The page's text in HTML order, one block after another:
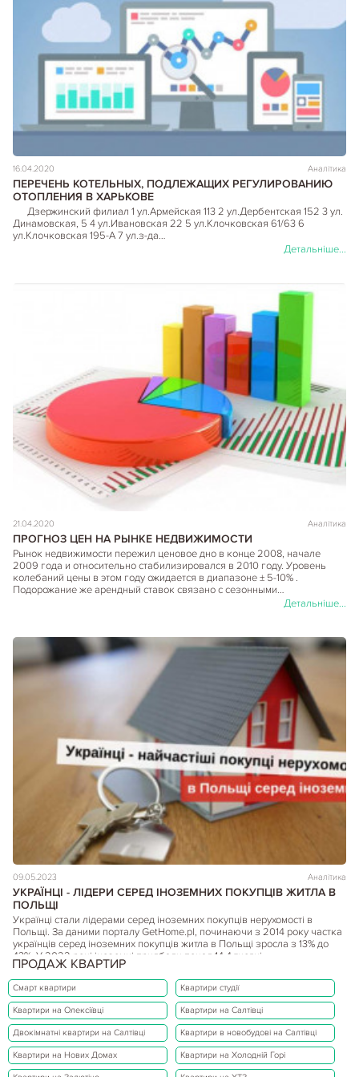
16.04.2020 Аналітика
ПЕРЕЧЕНЬ КОТЕЛЬНЫХ, ПОДЛЕЖАЩИХ РЕГУЛИРОВАНИЮ
ОТОПЛЕНИЯ В ХАРЬКОВЕ
Дзержинский филиал 1 ул.Армейская 113 2 ул.Дербентская 152 3 ул.
Динамовская, 5 4 ул.Ивановская 22 5 ул.Клочковская 61/63 6
ул.Клочковская 195-А 7 ул.з-да…
Детальніше...
21.04.2020 Аналітика
ПРОГНОЗ ЦЕН НА РЫНКЕ НЕДВИЖИМОСТИ
Рынок недвижимости пережил ценовое дно в конце 2008, начале
2009 года и относительно стабилизировался в 2010 году. Уровень
колебаний цены в этом году ожидается в диапазоне ± 5-10% .
Подорожание же арендный ставок связано с сезонными…
Детальніше...
09.05.2023 Аналітика
УКРАЇНЦІ - ЛІДЕРИ СЕРЕД ІНОЗЕМНИХ ПОКУПЦІВ ЖИТЛА В
ПОЛЬЩІ
Українці стали лідерами серед іноземних покупців нерухомості в
Польщі. За даними порталу GetHome.pl, починаючи з 2014 року частка
українців серед іноземних покупців житла в Польщі зросла з 13% до
43%. У 2022 році іноземці придбали понад 14,4 тисячі…
ПРОДАЖ КВАРТИР
Смарт квартири Квартири студії
Квартири на Олексіївці Квартири на Салтівці
Двокімнатні квартири на Салтівці Квартири в новобудові на Салтівці
Квартири на Нових Домах Квартири на Холодній Горі